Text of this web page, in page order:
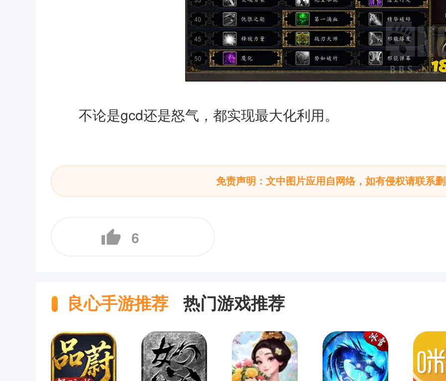
不论是gcd还是怒气，都实现最大化利用。
免责声明：文中图片应用自网络，如有侵权请联系
6
良心手游推荐 热门游戏推荐